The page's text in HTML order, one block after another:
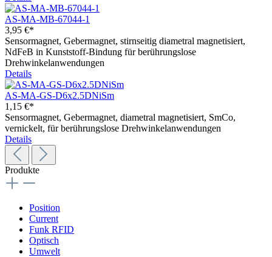
AS-MA-MB-67044-1
3,95 €*
Sensormagnet, Gebermagnet, stirnseitig diametral magnetisiert,
NdFeB in Kunststoff-Bindung für berührungslose
Drehwinkelanwendungen
Details
AS-MA-GS-D6x2.5DNiSm
1,15 €*
Sensormagnet, Gebermagnet, diametral magnetisiert, SmCo,
vernickelt, für berührungslose Drehwinkelanwendungen
Details
Produkte
Position
Current
Funk RFID
Optisch
Umwelt